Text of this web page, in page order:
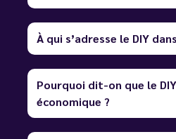
À qui s’adresse le DIY
Pourquoi dit-on que le
économique ?